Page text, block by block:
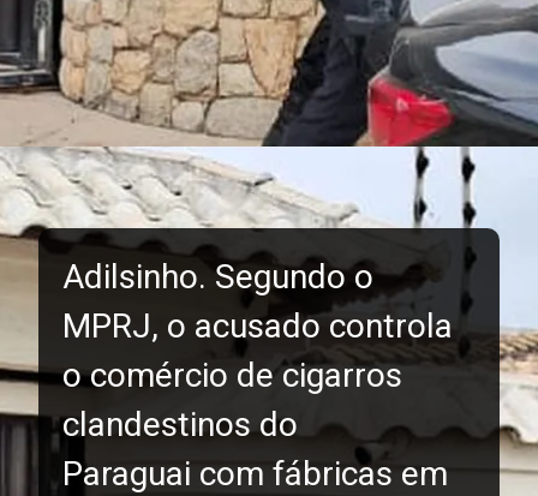
Adilsinho. Segundo o
MPRJ, o acusado controla
o comércio de cigarros
clandestinos do
Paraguai com fábricas em